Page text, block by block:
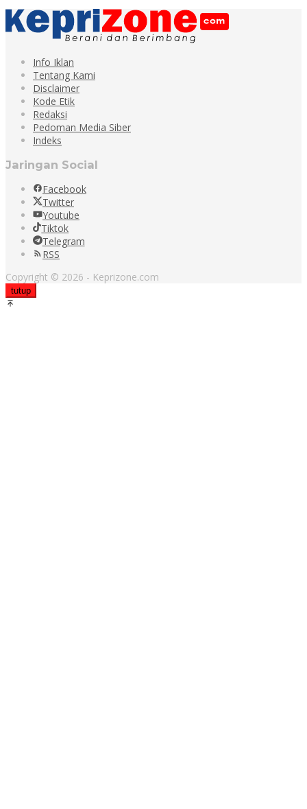
Info Iklan
Tentang Kami
Disclaimer
Kode Etik
Redaksi
Pedoman Media Siber
Indeks
Jaringan Social
Facebook
Twitter
Youtube
Tiktok
Telegram
RSS
Copyright © 2026 - Keprizone.com
tutup